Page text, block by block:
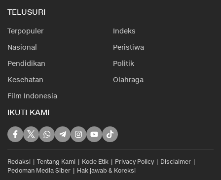
TELUSURI
Terpopuler
Indeks
Nasional
Peristiwa
Pendidikan
Politik
Kesehatan
Olahraga
Film Indonesia
IKUTI KAMI
Redaksi Tentang Kami Kode Etik Privacy Policy
Disclaimer
Pedoman Media Siber
Hak jawab & Koreksi